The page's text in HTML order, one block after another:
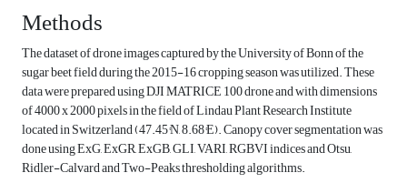
Methods
The dataset of drone images captured by the University of Bonn of the
sugar beet field during the 2015-16 cropping season was utilized. These
data were prepared using DJI MATRICE 100 drone and with dimensions
of 4000 x 2000 pixels in the field of Lindau Plant Research Institute
located in Switzerland (‎47.45°N, 8.68°E‎). Canopy cover segmentation was
done using ExG, ExGR, ExGB, GLI, VARI, RGBVI indices and Otsu,
Ridler-Calvard and Two-Peaks thresholding algorithms.